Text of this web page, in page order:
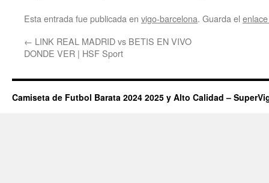
Esta entrada fue publicada en vigo-barcelona. Guarda el
← LINK REAL MADRID vs BETIS EN VIVO
DONDE VER | HSF Sport
Camiseta de Futbol Barata 2024 2025 y Alto Calidad –